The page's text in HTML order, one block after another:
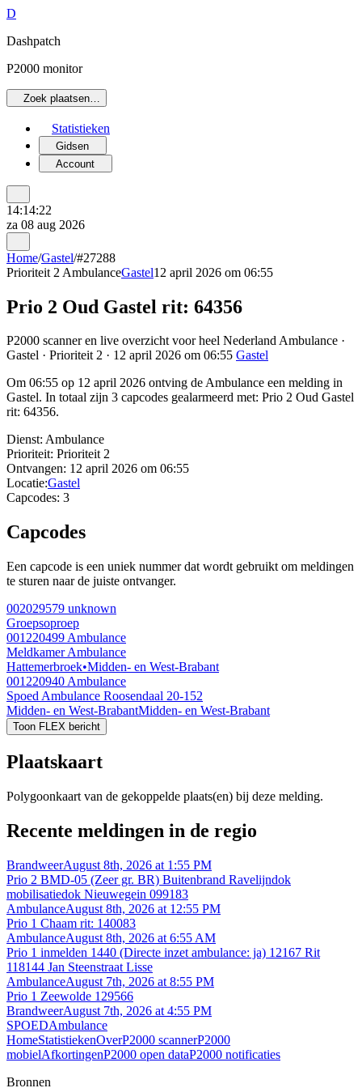
D
Dashpatch
P2000 monitor
Zoek plaatsen…
Statistieken
Gidsen
Account
14:14:22
za 08 aug 2026
Home/Gastel/#27288
Prioriteit 2 AmbulanceGastel12 april 2026 om 06:55
Prio 2 Oud Gastel rit: 64356
P2000 scanner en live overzicht voor heel Nederland Ambulance ·
Gastel · Prioriteit 2 · 12 april 2026 om 06:55 Gastel
Om 06:55 op 12 april 2026 ontving de Ambulance een melding in
Gastel. In totaal zijn 3 capcodes gealarmeerd met: Prio 2 Oud Gastel
rit: 64356.
Dienst: Ambulance
Prioriteit: Prioriteit 2
Ontvangen: 12 april 2026 om 06:55
Locatie:Gastel
Capcodes: 3
Capcodes
Een capcode is een uniek nummer dat wordt gebruikt om meldingen
te sturen naar de juiste ontvanger.
002029579 unknown
Groepsoproep
001220499 Ambulance
Meldkamer Ambulance
Hattemerbroek•Midden- en West-Brabant
001220940 Ambulance
Spoed Ambulance Roosendaal 20-152
Midden- en West-BrabantMidden- en West-Brabant
Toon FLEX bericht
Plaatskaart
Polygoonkaart van de gekoppelde plaats(en) bij deze melding.
Recente meldingen in de regio
BrandweerAugust 8th, 2026 at 1:55 PM
Prio 2 BMD-05 (Zeer gr. BR) Buitenbrand Ravelijndok
mobilisatiedok Nieuwegein 099183
AmbulanceAugust 8th, 2026 at 12:55 PM
Prio 1 Chaam rit: 140083
AmbulanceAugust 8th, 2026 at 6:55 AM
Prio 1 inmelden 1440 (Directe inzet ambulance: ja) 12167 Rit
118144 Jan Steenstraat Lisse
AmbulanceAugust 7th, 2026 at 8:55 PM
Prio 1 Zeewolde 129566
BrandweerAugust 7th, 2026 at 4:55 PM
SPOEDAmbulance
HomeStatistiekenOverP2000 scannerP2000
mobielAfkortingenP2000 open dataP2000 notificaties
Bronnen